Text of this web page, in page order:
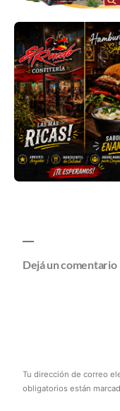
Dejá un comentario
Tu dirección de correo
obligatorios están